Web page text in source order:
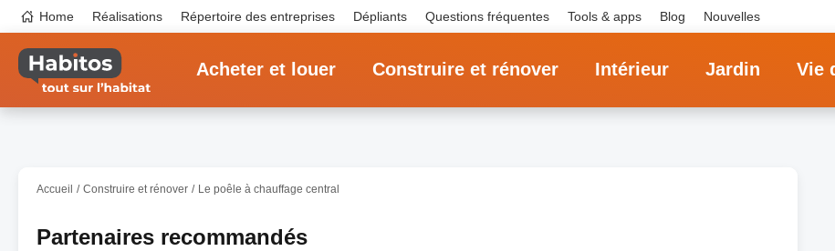
contenu
principal
Top
navigation
Home Réalisations Répertoire des entreprises Dépliants Questions fréquentes Tools & apps Blog Nouvelles
Acheter et louer Construire et rénover Intérieur Jardin Vie
Accueil Construire et rénover Le poêle à chauffage central
Partenaires recommandés